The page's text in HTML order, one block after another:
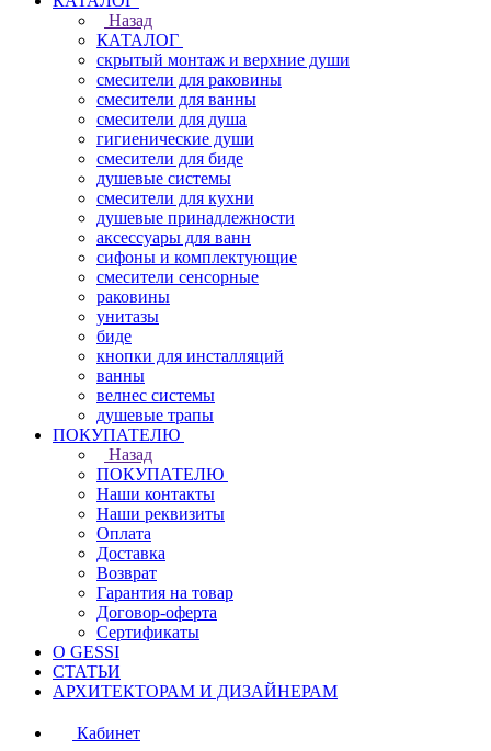
Назад
КАТАЛОГ
скрытый монтаж и верхние души
смесители для раковины
смесители для ванны
смесители для душа
гигиенические души
смесители для биде
душевые системы
смесители для кухни
душевые принадлежности
аксессуары для ванн
сифоны и комплектующие
смесители сенсорные
раковины
унитазы
биде
кнопки для инсталляций
ванны
велнес системы
душевые трапы
ПОКУПАТЕЛЮ
Назад
ПОКУПАТЕЛЮ
Наши контакты
Наши реквизиты
Оплата
Доставка
Возврат
Гарантия на товар
Договор-оферта
Сертификаты
О GESSI
СТАТЬИ
АРХИТЕКТОРАМ И ДИЗАЙНЕРАМ
Кабинет